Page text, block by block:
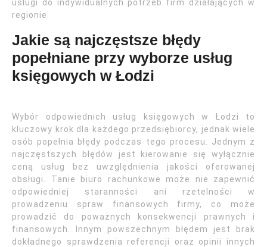
usługi do indywidualnych potrzeb firm działających w
regionie.
Jakie są najczęstsze błędy
popełniane przy wyborze usług
księgowych w Łodzi
Wybór odpowiednich usług księgowych w Łodzi to
kluczowy krok dla każdego przedsiębiorcy, jednak wiele
osób popełnia błędy podczas tego procesu. Jednym z
najczęstszych błędów jest kierowanie się wyłącznie
ceną usług bez uwzględnienia jakości oferowanej
obsługi. Tanie biuro rachunkowe może nie zapewnić
odpowiedniej staranności ani rzetelności w
prowadzeniu spraw finansowych firmy, co może
prowadzić do poważnych konsekwencji prawnych i
finansowych. Innym powszechnym błędem jest brak
dokładnego sprawdzenia referencji oraz opinii innych